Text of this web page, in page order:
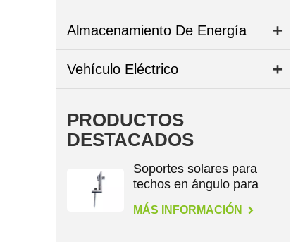
Almacenamiento De Energía
Vehículo Eléctrico
PRODUCTOS
DESTACADOS
Soportes solares para
techos en ángulo para
patas en L
MÁS INFORMACIÓN